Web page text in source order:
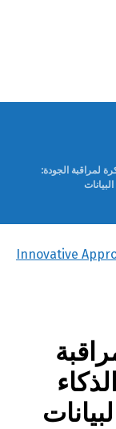
لمراقبة الجودة: